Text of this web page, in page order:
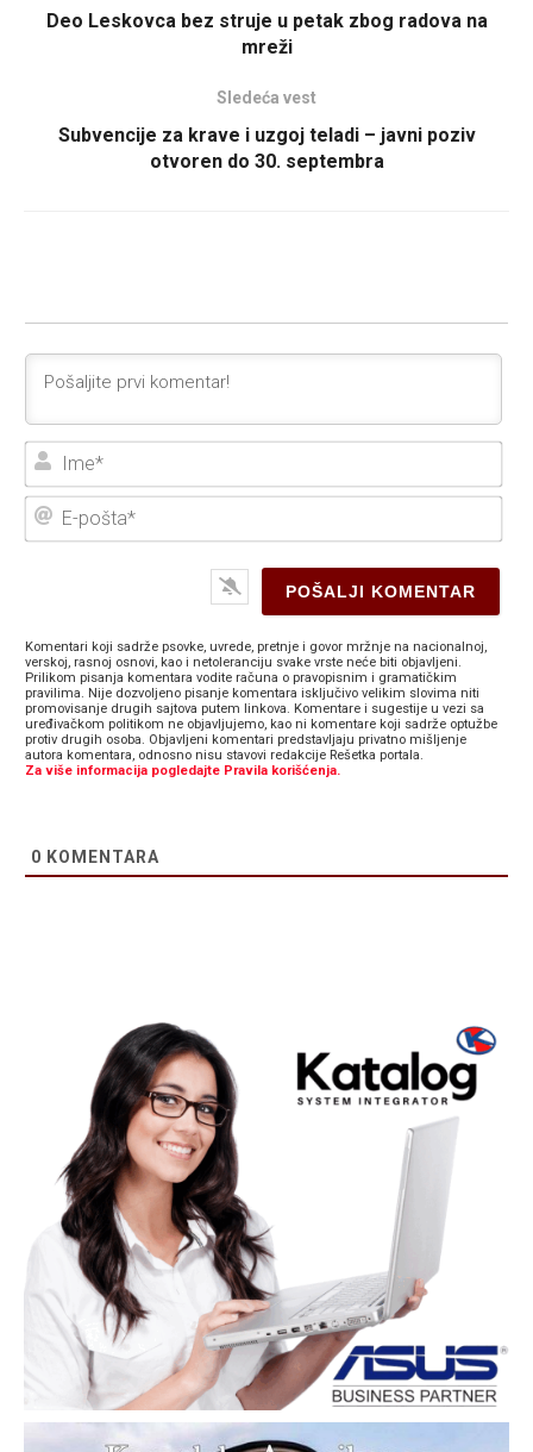
Deo Leskovca bez struje u petak zbog radova na
mreži
Sledeća vest
Subvencije za krave i uzgoj teladi – javni poziv
otvoren do 30. septembra
E-
Komentari koji sadrže psovke, uvrede, pretnje i govor mržnje na nacionalnoj,
verskoj, rasnoj osnovi, kao i netoleranciju svake vrste neće biti objavljeni.
Prilikom pisanja komentara vodite računa o pravopisnim i gramatičkim
pravilima. Nije dozvoljeno pisanje komentara isključivo velikim slovima niti
promovisanje drugih sajtova putem linkova. Komentare i sugestije u vezi sa
uređivačkom politikom ne objavljujemo, kao ni komentare koji sadrže optužbe
protiv drugih osoba. Objavljeni komentari predstavljaju privatno mišljenje
autora komentara, odnosno nisu stavovi redakcije Rešetka portala.
Za više informacija pogledajte Pravila korišćenja.
0 KOMENTARA